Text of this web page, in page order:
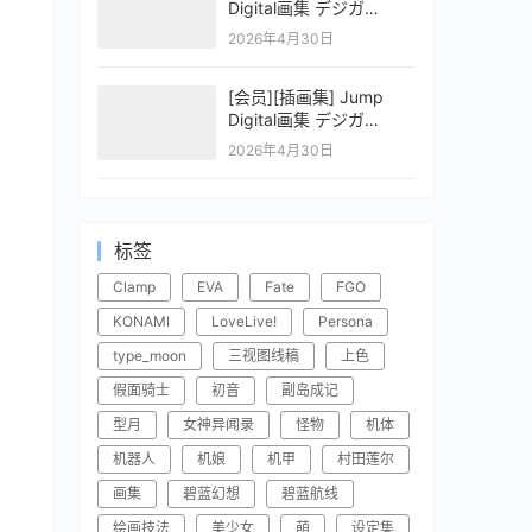
Digital画集 デジガ
CLAYMORE 2
2026年4月30日
[会员][插画集] Jump
Digital画集 デジガ
CLAYMORE 1
2026年4月30日
标签
Clamp EVA Fate
FGO
KONAMI
LoveLive!
Persona
type_moon
三视图线稿
上色
假面骑士
初音
副岛成记
型月
女神异闻录 怪物
机体
机器人
机娘 机甲
村田莲尔
画集
碧蓝幻想
碧蓝航线
绘画技法
美少女 萌
设定集